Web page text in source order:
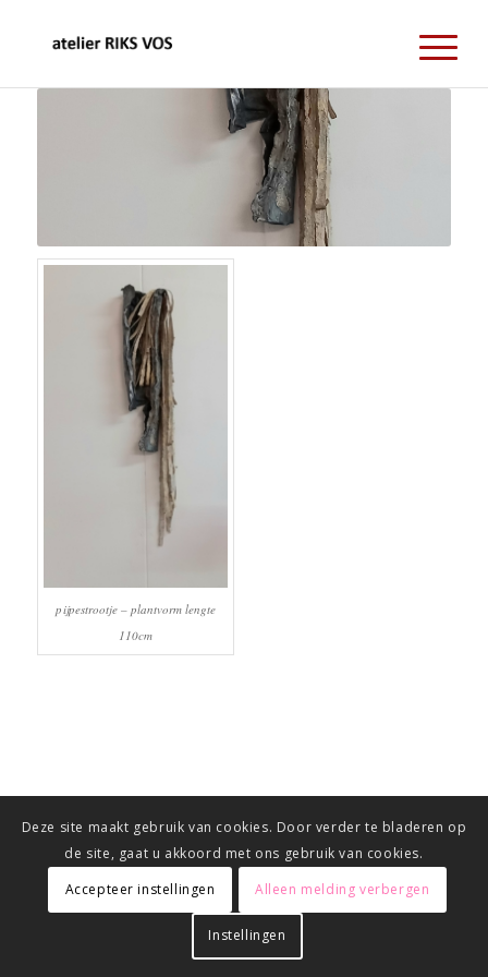
pijpestrootje – plantvorm lengte
110cm
Deze site maakt gebruik van cookies. Door verder te bladeren op
de site, gaat u akkoord met ons gebruik van cookies.
Accepteer instellingen
Alleen melding verbergen
Instellingen